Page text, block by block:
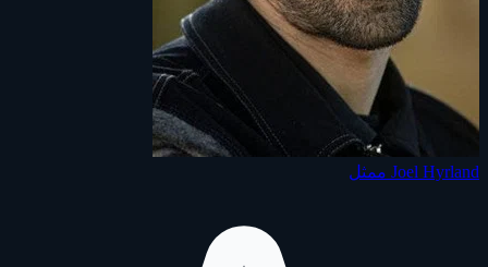
Joel Hyrland ممثل